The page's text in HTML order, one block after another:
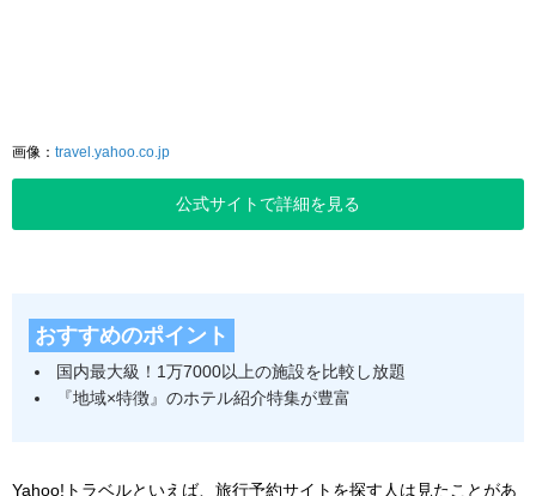
画像： travel.yahoo.co.jp
公式サイトで詳細を見る
おすすめのポイント
国内最大級！1万7000以上の施設を比較し放題
『地域×特徴』のホテル紹介特集が豊富
Yahoo!トラベルといえば、旅行予約サイトを探す人は見たことがあ